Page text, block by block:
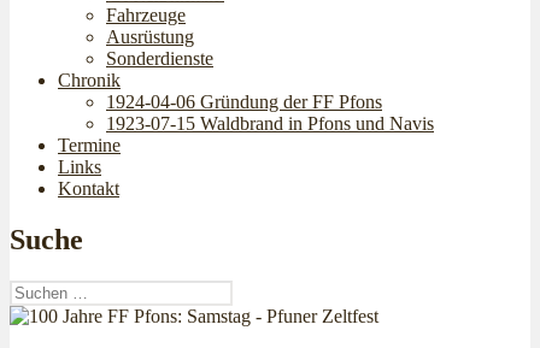
Fahrzeuge
Ausrüstung
Sonderdienste
Chronik
1924-04-06 Gründung der FF Pfons
1923-07-15 Waldbrand in Pfons und Navis
Termine
Links
Kontakt
Suche
Suchen
nach: